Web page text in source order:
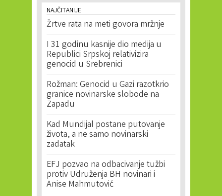
NAJČITANIJE
Žrtve rata na meti govora mržnje
I 31 godinu kasnije dio medija u
Republici Srpskoj relativizira
genocid u Srebrenici
Rožman: Genocid u Gazi razotkrio
granice novinarske slobode na
Zapadu
Kad Mundijal postane putovanje
života, a ne samo novinarski
zadatak
EFJ pozvao na odbacivanje tužbi
protiv Udruženja BH novinari i
Anise Mahmutović